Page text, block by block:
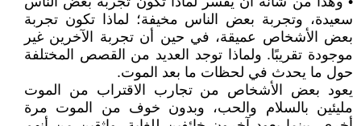
سعيدة، وتجربة بعض الناس مخيفة؛ لماذا تكون تجربة
بعض الأشخاص عميقة، في حين أن تجربة الآخرين غير
موجودة تقريبًا. ولماذا توجد العديد من القصص المختلفة
حول ما يحدث في لحظات ما بعد الموت.
يعود بعض الأشخاص من تجارب الاقتراب من الموت
مليئين بالسلام والحب، وبدون خوف من الموت مرة